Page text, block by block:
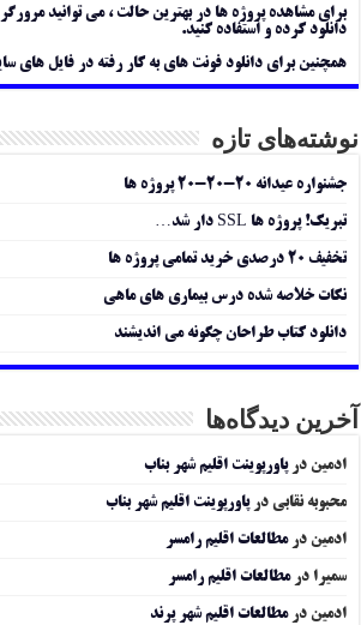
برای مشاهده پروژه ها در بهترین حالت ، می توانید
دانلود کرده و استفاده کنید.
همچنین برای دانلود فونت های به کار رفته در فایل های
نوشته‌های تازه
جشنواره عیدانه ۲۰-۲۰-۲۰ پروژه ها
تبریک! پروژه ها SSL دار شد…
تخفیف ۲۰ درصدی خرید تمامی پروژه ها
نکات خلاصه شده درس بیماری های ماهی
دانلود کتاب طراحان چگونه می اندیشند
آخرین دیدگاه‌ها
ادمین درپاورپوینت اقلیم شهر بناب
محبوبه نقابی درپاورپوینت اقلیم شهر بناب
ادمین درمطالعات اقلیم رامسر
سمیرا درمطالعات اقلیم رامسر
ادمین درمطالعات اقلیم شهر پرند